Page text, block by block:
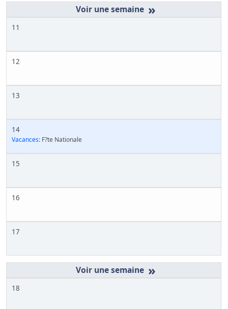
»
11
12
13
14
Vacances: F?te Nationale
15
16
17
»
18